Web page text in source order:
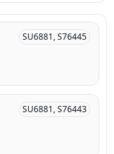
SU6881, S76445
SU6881, S76443